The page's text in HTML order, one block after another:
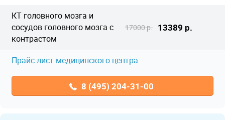
КТ головного мозга и
сосудов головного мозга с
контрастом
17000 р. 13389 р.
Прайс-лист медицинского центра
8 (495) 204-31-00